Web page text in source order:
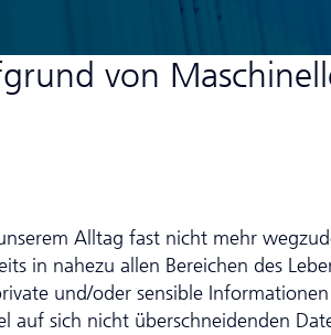
von
Alltag fast nicht mehr
in nahezu allen Bereichen des
und/oder sensible
auf sich nicht überschneidenden